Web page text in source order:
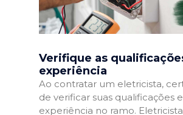
Verifique as
experiência
Ao contratar um eletricista,
de verificar suas qualificações e
experiência no ramo.